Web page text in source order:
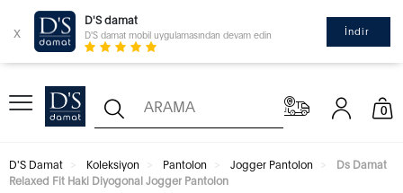
x
D'S damat
D'S damat mobil uygulamasından devam edin İndir
0
D'S Damat Koleksiyon Pantolon Jogger Pantolon
Ds Damat
Relaxed Fit Haki Diyogonal Jogger Pantolon